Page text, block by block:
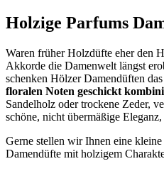
Holzige Parfums
Waren früher Holzdüfte eher den
Akkorde die Damenwelt längst
schenken Hölzer Damendüften
floralen Noten geschickt
Sandelholz oder trockene Zeder,
schöne, nicht übermäßige
Gerne stellen wir Ihnen eine
Damendüfte mit holzigem